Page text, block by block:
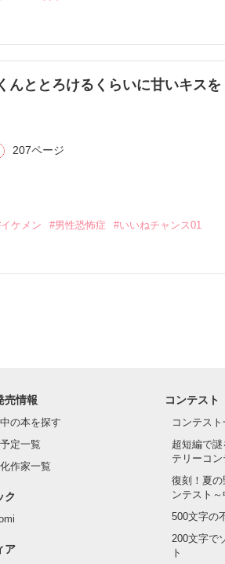
図──。
る
んととろけるくらいに甘いキスを
207ページ
ケメン #男性恐怖症 #いいねチャンス01
きらぼう
売情報
の本を探す
定一覧
作家一覧
ク
ア
コンテスト
コンテス
超短編で
テリーコ
復刻！夏
ンテスト
500文字の
200文字で
ト